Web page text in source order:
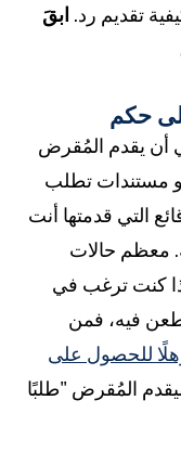
تقديم رد. ابقَ
حكم
أن يقدم المُقرض
مستندات تطلب
التي قدمتها أنت
معظم حالات
كنت ترغب في
فيه، فمن
للحصول على
المُقرض "طلبًا